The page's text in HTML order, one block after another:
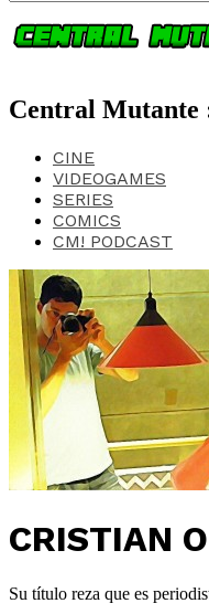
Central Mutante
CINE
VIDEOGAMES
SERIES
COMICS
CM! PODCAST
CRISTIAN
Su título reza que es